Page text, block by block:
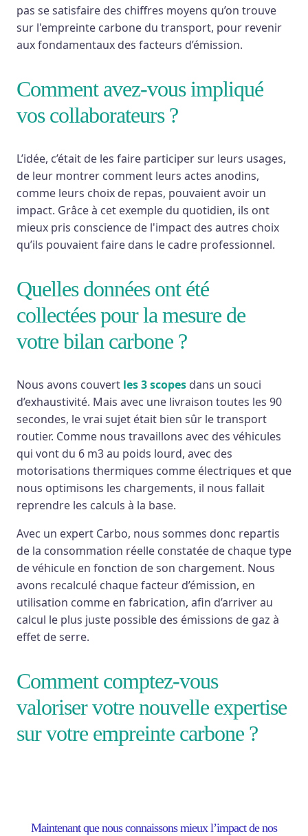
pas se satisfaire des chiffres moyens qu’on trouve
sur l'empreinte carbone du transport, pour revenir
aux fondamentaux des facteurs d’émission.
Comment avez-vous impliqué
vos collaborateurs ?
L’idée, c’était de les faire participer sur leurs usages,
de leur montrer comment leurs actes anodins,
comme leurs choix de repas, pouvaient avoir un
impact. Grâce à cet exemple du quotidien, ils ont
mieux pris conscience de l'impact des autres choix
qu’ils pouvaient faire dans le cadre professionnel.
Quelles données ont été
collectées pour la mesure de
votre bilan carbone ?
Nous avons couvert les 3 scopes dans un souci
d’exhaustivité. Mais avec une livraison toutes les 90
secondes, le vrai sujet était bien sûr le transport
routier. Comme nous travaillons avec des véhicules
qui vont du 6 m3 au poids lourd, avec des
motorisations thermiques comme électriques et que
nous optimisons les chargements, il nous fallait
reprendre les calculs à la base.
Avec un expert Carbo, nous sommes donc repartis
de la consommation réelle constatée de chaque type
de véhicule en fonction de son chargement. Nous
avons recalculé chaque facteur d’émission, en
utilisation comme en fabrication, afin d’arriver au
calcul le plus juste possible des émissions de gaz à
effet de serre.
Comment comptez-vous
valoriser votre nouvelle expertise
sur votre empreinte carbone ?
Maintenant que nous connaissons mieux l’impact de nos